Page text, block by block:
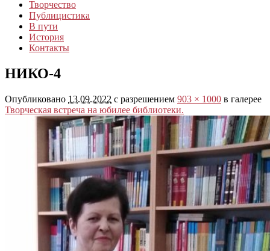
Творчество
Публицистика
В пути
История
Контакты
НИКО-4
Опубликовано 13.09.2022 с разрешением 903 × 1000 в галерее
Творческая встреча на юбилее библиотеки.